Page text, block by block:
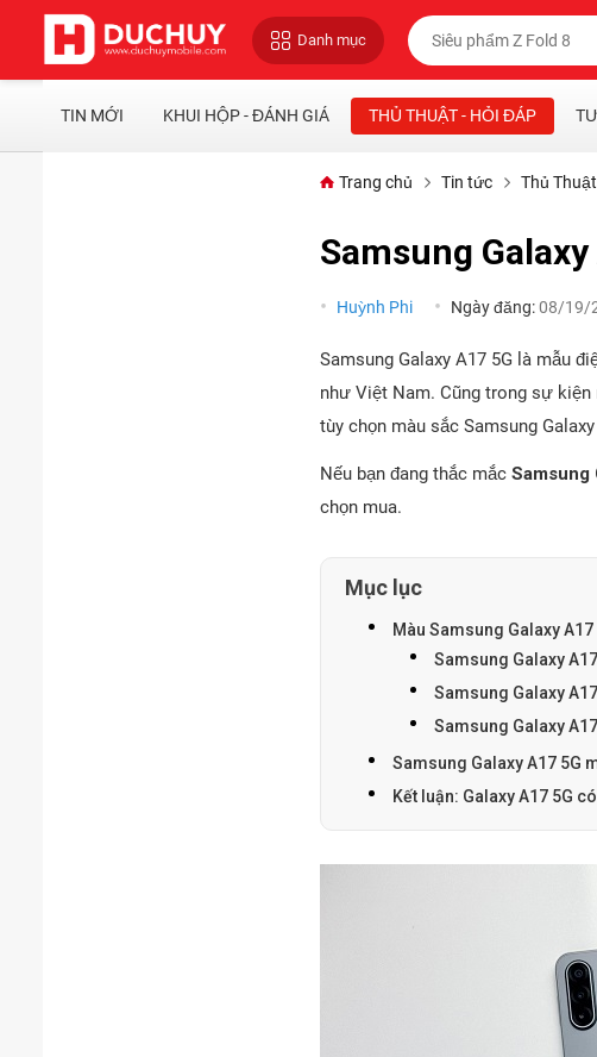
Danh mục
TIN MỚI KHUI HỘP - ĐÁNH GIÁ THỦ THUẬT - HỎI ĐÁP
Trang chủ Tin tức Thủ
Samsung
Huỳnh Phi Ngày đăng:08/19/
Samsung Galaxy A17 5G là mẫu
như Việt Nam. Cũng trong sự
tùy chọn màu sắc Samsung Galaxy
Nếu bạn đang thắc mắc Samsung
chọn mua.
Mục lục
Màu Samsung Galaxy A17
Samsung Galaxy
Samsung Galaxy
Samsung Galaxy
Samsung Galaxy A17 5G
Kết luận: Galaxy A17 5G